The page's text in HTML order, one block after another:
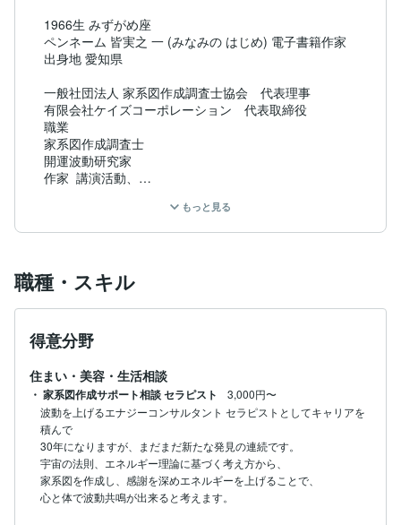
1966生 みずがめ座
ペンネーム 皆実之 一 (みなみの はじめ) 電子書籍作家
出身地 愛知県
一般社団法人 家系図作成調査士協会　代表理事
有限会社ケイズコーポレーション　代表取締役
職業
家系図作成調査士
開運波動研究家
作家  講演活動、
〈趣味〉ピアノ 津軽三味線
もっと見る
職種・スキル
得意分野
住まい・美容・生活相談
・ 家系図作成サポート相談 セラピスト
3,000円〜
波動を上げるエナジーコンサルタント セラピストとしてキャリアを
積んで
30年になりますが、まだまだ新たな発見の連続です。
宇宙の法則、エネルギー理論に基づく考え方から、
家系図を作成し、感謝を深めエネルギーを上げることで、
心と体で波動共鳴が出来ると考えます。